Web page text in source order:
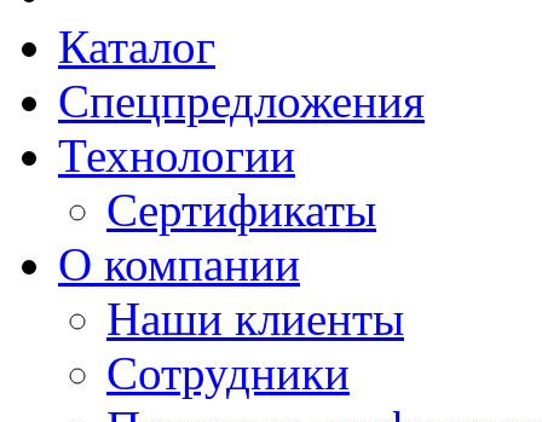
Каталог
Спецпредложения
Технологии
Сертификаты
О компании
Наши клиенты
Сотрудники